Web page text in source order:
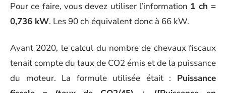
Pour ce faire, vous devez utiliser l’information 1 ch =
0,736 kW. Les 90 ch équivalent donc à 66 kW.
Avant 2020, le calcul du nombre de chevaux fiscaux
tenait compte du taux de CO2 émis et de la puissance
du moteur. La formule utilisée était : Puissance